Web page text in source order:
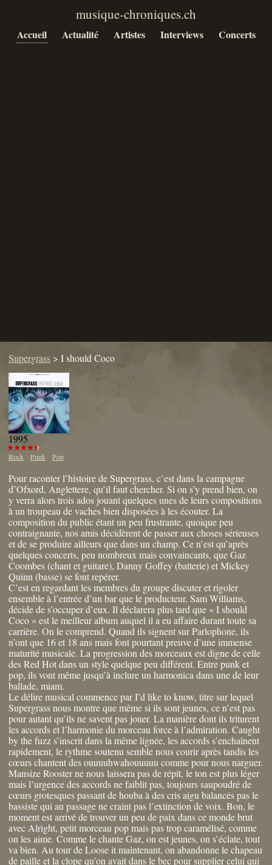
Accueil Actualité Artistes Interviews Concerts
Supergrass > I should Coco
1995
Rock Punk Pop
Pour raconter l’histoire de Supergrass, c’est dans la campagne
d’Ofxord, Anglettere, qu’il faut chercher. Si on s’y prend bien, on
y verra alors trois ados jouant quelques unes de leurs compositions
à un troupeau de vaches bien disposées à les écouter. La
composition du public étant un peu frustrante, quoique peu
contraignante, nos amis décidèrent de passer aux choses sérieuses
et de se produire ailleurs que dans un champ. Ce n’est qu’après
quelques concerts, peu nombreux mais convaincants, que Gaz
Coombes (chant et guitare), Danny Goffey (batterie) et Mickey
Quinn (basse) se font repérer.
C’est en regardant les membres du groupe discuter et rigoler
ensemble à l’entrée d’un bar que le producteur, Sam Williams,
décide de s’occuper d’eux. Il déclarera plus tard que « I should
Coco » est le meilleur album auquel il a eu affaire durant toute sa
carrière. On le comprend. Quand ils signent sur Parlophone, ils
n’ont que 16 et 18 ans mais font pourtant preuve d’une immense
maturité musicale. La progression des morceaux est digne de celle
des Red Hot dans un style quelque peu différent. Entre punk et
pop, ils vont même jusqu’à inclure un harmonica dans une de leur
ballade, miam.
Le délire musical commence par I’d like to know, titre sur lequel
Supergrass nous montre que même si ils sont jeunes, ce n’est pas
pour autant qu’ils ne savent pas jouer. La manière dont ils triturent
les accords et l’harmonie du morceau force à l’admiration. Caught
by the fuzz s’inscrit dans la même lignée, les accords s’enchaînent
rapidement, le rythme soutenu semble nous courir après tandis les
cœurs chantent des ouuuuhwahouuuuu comme pour nous narguer.
Mansize Rooster ne nous laissera pas de répit, le ton est plus léger
mais l’urgence des accords ne faiblit pas, toujours saupoudré de
cœurs grotesques passant de houba à des cris aigu balancés pas le
bassiste qui au passage ne craint pas l’extinction de voix. Bon, le
moment est arrivé de trouver un peu de paix dans ce monde brut
avec Alright, petit morceau pop mais pas trop caramélisé, comme
on les aime. Comme le chante Gaz, on est jeunes, on s’éclate, tout
va bien. Au tour de Loose it maintenant, on abandonne le chapeau
de paille et la clope qu’on avait dans le bec pour supplier celui qui